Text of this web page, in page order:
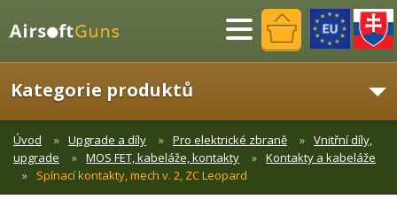
Menu
Kategorie produktů
Úvod Upgrade a díly Pro elektrické zbraně
Vnitřní díly,
upgrade
MOS FET, kabeláže, kontakty
Kontakty a kabeláže
Spínací kontakty, mech v. 2, ZC Leopard